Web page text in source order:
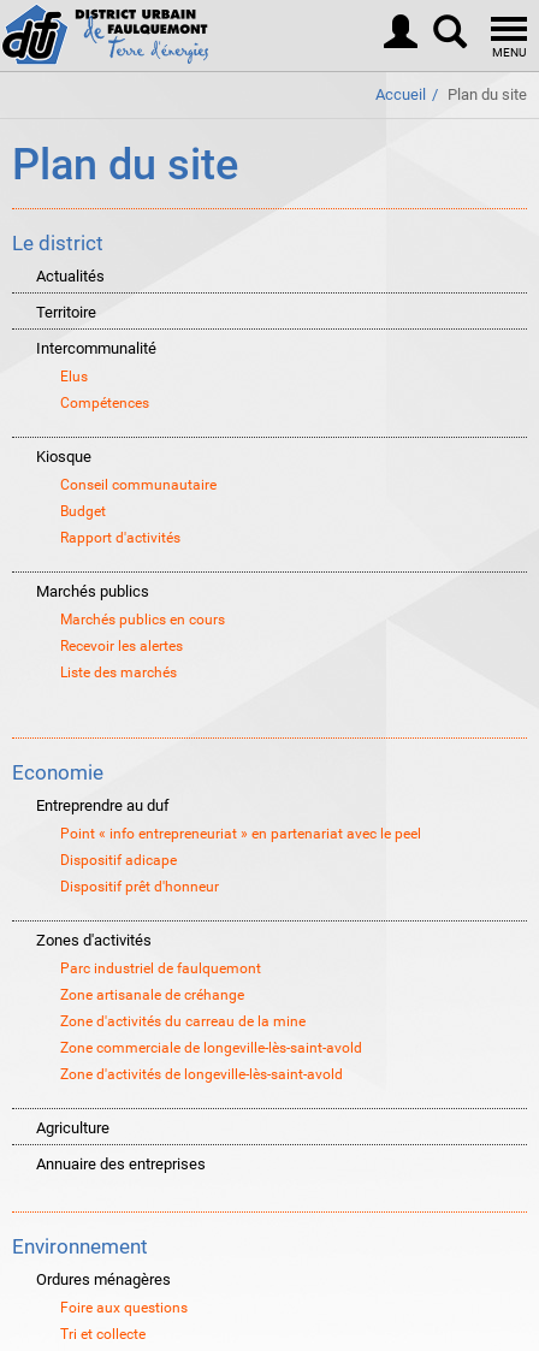
MENU
Accueil Plan du site
Plan du site
Le district
Actualités
Territoire
Intercommunalité
Elus
Compétences
Kiosque
Conseil communautaire
Budget
Rapport d'activités
Marchés publics
Marchés publics en cours
Recevoir les alertes
Liste des marchés
Economie
Entreprendre au duf
Point « info entrepreneuriat » en partenariat avec le peel
Dispositif adicape
Dispositif prêt d'honneur
Zones d'activités
Parc industriel de faulquemont
Zone artisanale de créhange
Zone d'activités du carreau de la mine
Zone commerciale de longeville-lès-saint-avold
Zone d'activités de longeville-lès-saint-avold
Agriculture
Annuaire des entreprises
Environnement
Ordures ménagères
Foire aux questions
Tri et collecte